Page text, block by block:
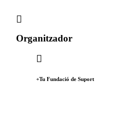
Organitzador
+Tu Fundació de Suport